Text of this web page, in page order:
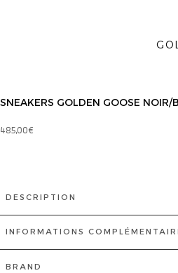
SNEAKERS GOLDEN GOOSE NOIR/
485,00€
DESCRIPTION
INFORMATIONS
BRAND